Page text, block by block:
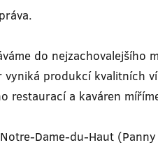
do nejzachovalejšího
produkcí kvalitních
restaurací a kaváren
Dame-du-Haut